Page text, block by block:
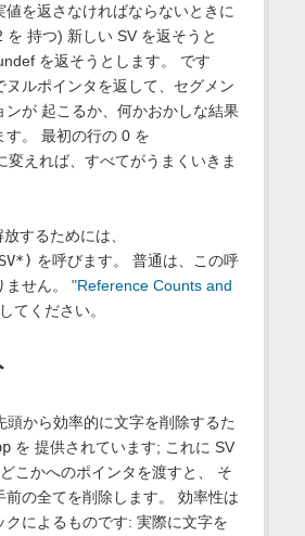
値を返さなければならないときに
を 持つ) 新しい SV を返そうと
を返そうとします。 です
ヌルポインタを返して、セグメン
ンが 起こるか、何かおかしな結果
す。 最初の行の 0 を
変えれば、すべてがうまくいきま
するためには、
を呼びます。 普通は、この呼
せん。 "Reference Counts and
てください。
頭から効率的に文字を削除するた
を 提供されています; これに SV
こかへのポインタを渡すと、 そ
前の全てを削除します。 効率性は
クによるものです: 実際に文字を